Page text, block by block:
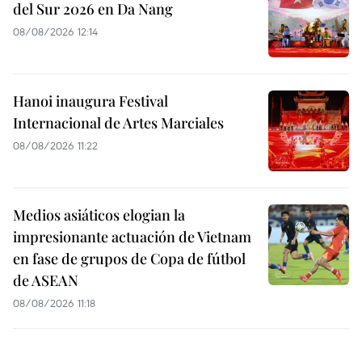
del Sur 2026 en Da Nang
08/08/2026 12:14
Hanoi inaugura Festival
Internacional de Artes Marciales
08/08/2026 11:22
Medios asiáticos elogian la
impresionante actuación de Vietnam
en fase de grupos de Copa de fútbol
de ASEAN
08/08/2026 11:18